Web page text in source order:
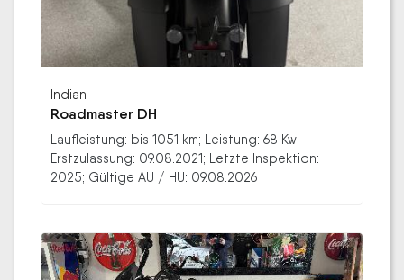
Indian
Roadmaster DH
Laufleistung: bis 1051 km; Leistung: 68 Kw;
Erstzulassung: 09.08.2021; Letzte Inspektion:
2025; Gültige AU / HU: 09.08.2026